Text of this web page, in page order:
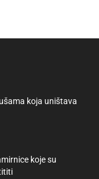
koja uništava
koje su